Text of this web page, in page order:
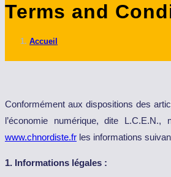
Terms and
Accueil
Conformément aux dispositions des
l’économie numérique, dite
www.chnordiste.fr les informations
1. Informations légales :